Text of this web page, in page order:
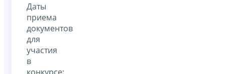
Даты
приема
документов
для
участия
в
конкурсе: